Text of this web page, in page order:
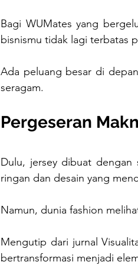
Bagi WUMates yang
bisnismu tidak lagi terbatas
Ada peluang besar di
seragam.
Pergeseran
Dulu, jersey dibuat dengan
ringan dan desain yang
Namun, dunia fashion
Mengutip dari jurnal
bertransformasi menjadi